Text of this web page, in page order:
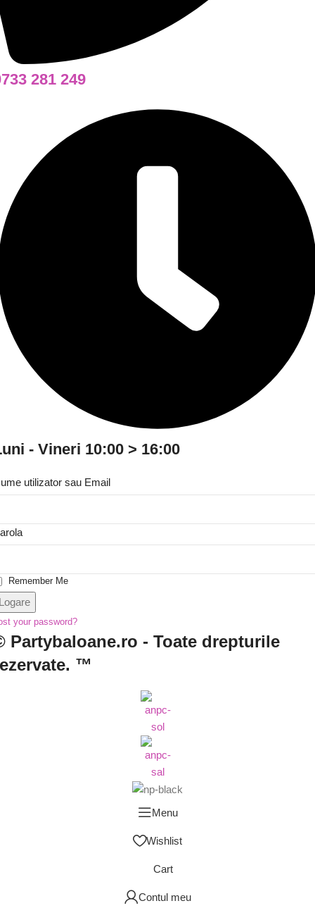
281 249
- Vineri 10:00 > 16:00
utilizator sau Email
Remember Me
your password?
Partybaloane.ro - Toate drepturile
™
Menu
Wishlist
Cart
Contul meu